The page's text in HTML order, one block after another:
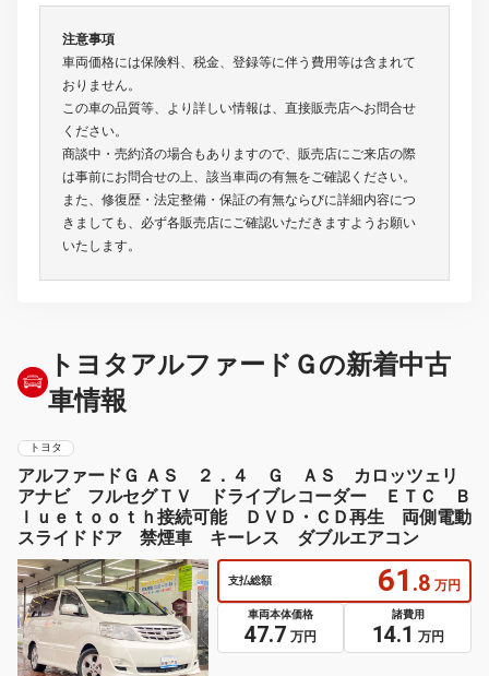
注意事項
車両価格には保険料、税金、登録等に伴う費用等は含まれて
おりません。
この車の品質等、より詳しい情報は、直接販売店へお問合せ
ください。
商談中・売約済の場合もありますので、販売店にご来店の際
は事前にお問合せの上、該当車両の有無をご確認ください。
また、修復歴・法定整備・保証の有無ならびに詳細内容につ
きましても、必ず各販売店にご確認いただきますようお願い
いたします。
トヨタアルファードＧの新着中古
車情報
トヨタ
アルファードＧ ＡＳ ２．４ Ｇ ＡＳ カロッツェリ
アナビ フルセグＴＶ ドライブレコーダー ＥＴＣ Ｂ
ｌｕｅｔｏｏｔｈ接続可能 ＤＶＤ・ＣＤ再生 両側電動
スライドドア 禁煙車 キーレス ダブルエアコン
支払総額 61 .8 万円
車両本体価格
47.7 万円
諸費用
14.1 万円